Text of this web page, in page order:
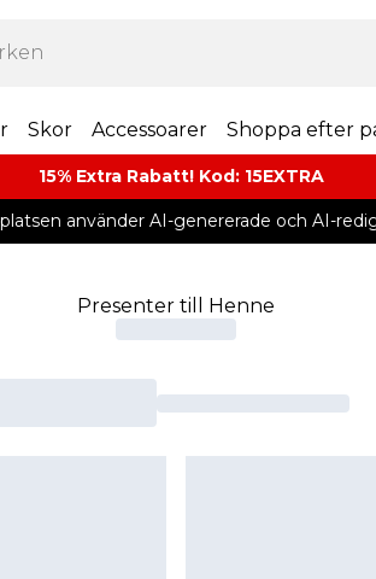
Skor Accessoarer Shoppa efter
15% Extra Rabatt! Kod: 15EXTRA
använder AI-genererade och AI-
Presenter till Henne